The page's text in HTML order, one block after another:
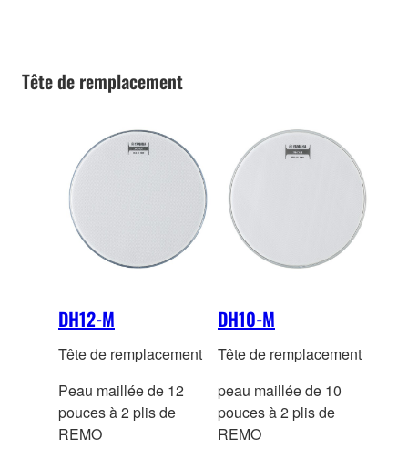
Tête de remplacement
DH12-M
Tête de remplacement
Peau maillée de 12
pouces à 2 plis de
REMO
DH10-M
Tête de remplacement
peau maillée de 10
pouces à 2 plis de
REMO